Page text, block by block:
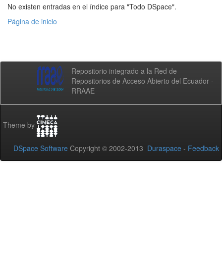
No existen entradas en el índice para "Todo DSpace".
Página de inicio
Repositorio integrado a la Red de
Repositorios de Acceso Abierto del Ecuador -
RRAAE
Theme by
DSpace Software Copyright © 2002-2013 Duraspace - Feedback